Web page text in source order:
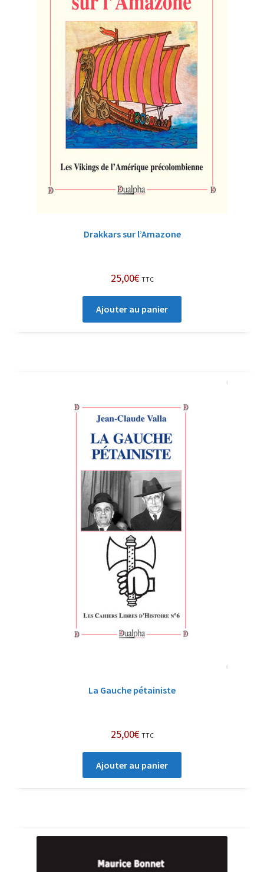
Drakkars sur l’Amazone
25,00€ TTC
Ajouter au panier
La Gauche pétainiste
25,00€ TTC
Ajouter au panier